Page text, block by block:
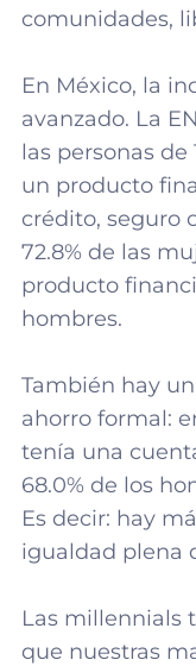
comunidades,
En México, la
avanzado. La
las personas
un producto
crédito, seguro
72.8% de las
producto
hombres.
También hay
ahorro formal:
tenía una
68.0% de los
Es decir: hay
igualdad plena
Las millennials
que nuestras